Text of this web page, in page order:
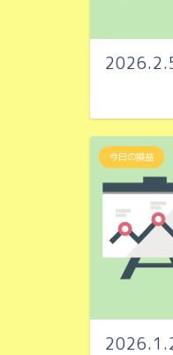
今日の損益